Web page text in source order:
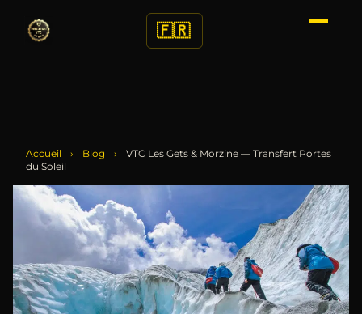
🇫🇷
Accueil › Blog ›
VTC Les Gets & Morzine — Transfert Portes
du Soleil